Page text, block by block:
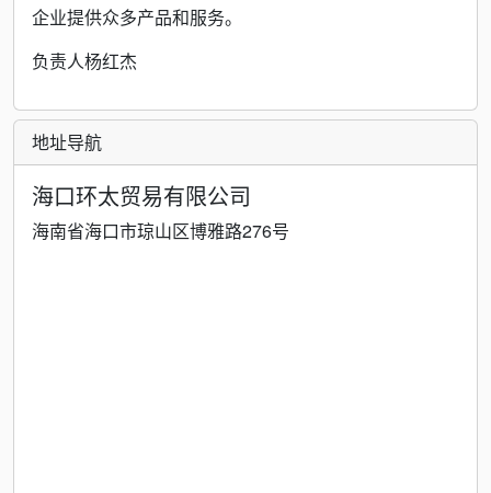
企业提供众多产品和服务。
负责人杨红杰
地址导航
海口环太贸易有限公司
海南省海口市琼山区博雅路276号